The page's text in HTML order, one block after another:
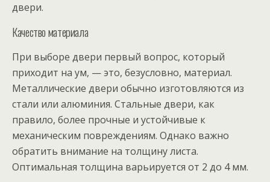
двери.
Качество материала
При выборе двери первый вопрос, который
приходит на ум, — это, безусловно, материал.
Металлические двери обычно изготовляются из
стали или алюминия. Стальные двери, как
правило, более прочные и устойчивые к
механическим повреждениям. Однако важно
обратить внимание на толщину листа.
Оптимальная толщина варьируется от 2 до 4 мм.